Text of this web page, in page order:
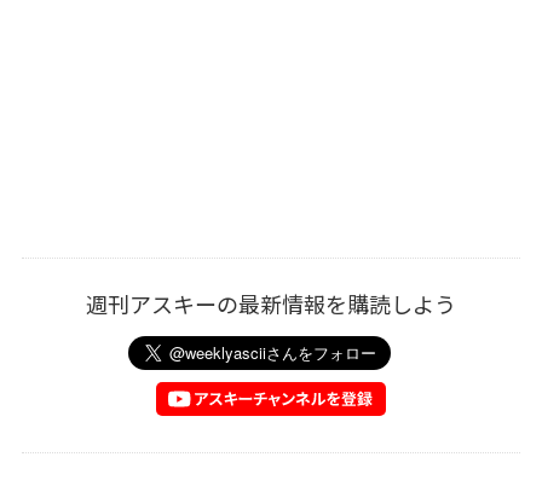
週刊アスキーの最新情報を購読しよう